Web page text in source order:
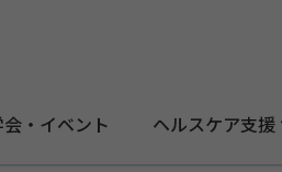
会・イベント ヘルスケア支援